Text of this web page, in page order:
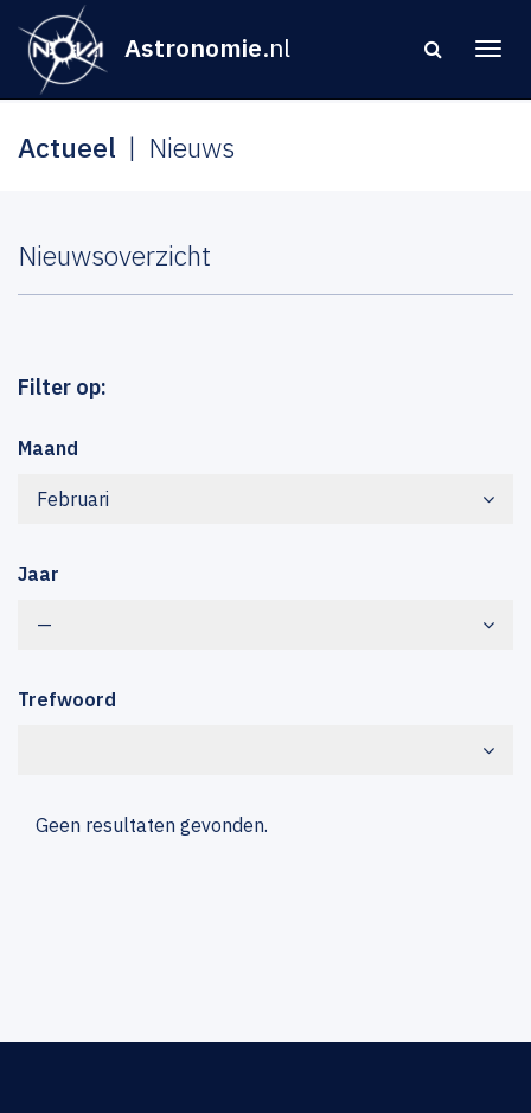
Astronomie.nl
Actueel Nieuws
Nieuwsoverzicht
Filter op:
Maand
Februari
Jaar
—
Trefwoord
Geen resultaten gevonden.